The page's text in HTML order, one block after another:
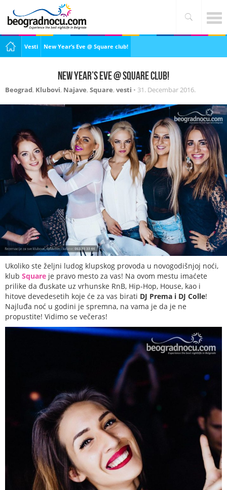
Vesti New Year’s Eve @ Square club!
New Year’s Eve @ Square club!
Beograd, Klubovi, Najave, Square, vesti • 31. Decembar 2016.
Ukoliko ste željni ludog klupskog provoda u novogodišnjoj noći,
klub Square je pravo mesto za vas! Na ovom mestu imaćete
prilike da đuskate uz vrhunske RnB, Hip-Hop, House, kao i
hitove devedesetih koje će za vas birati DJ Prema i DJ Colle!
Najluđa noć u godini je spremna, na vama je da je ne
propustite! Vidimo se večeras!